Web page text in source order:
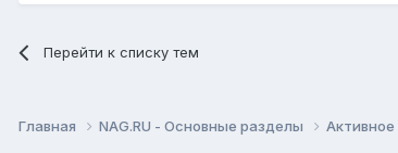
Перейти к списку тем
Главная NAG.RU - Основные разделы Активное